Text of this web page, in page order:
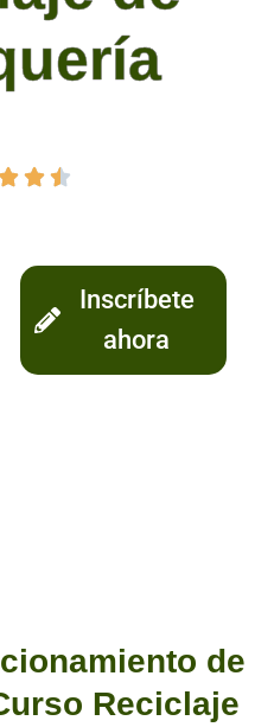
Inscríbete
ahora
de
Reciclaje